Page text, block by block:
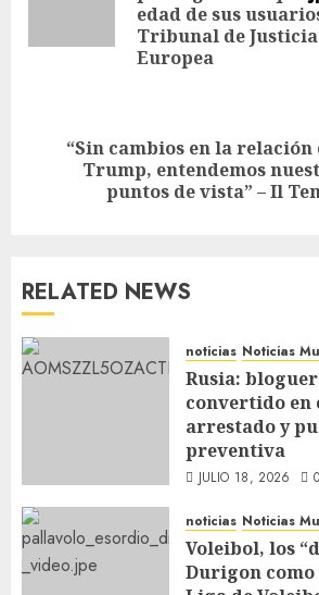
edad de sus
Tribunal de
Europea
“Sin cambios en la relación
Trump, entendemos
puntos de vista” – Il
RELATED NEWS
noticias Noticias
Rusia:
convertido
arrestado y
preventiva
JULIO 18, 2026 0
noticias Noticias
Voleibol, los
Durigon